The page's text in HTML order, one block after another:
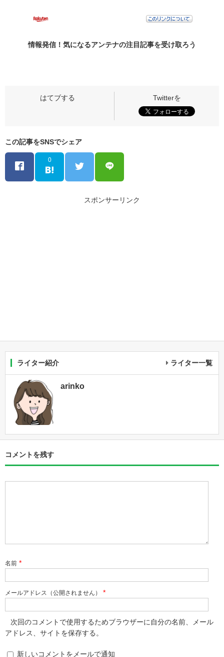
情報発信！気になるアンテナの注目記事を受け取ろう
この記事をSNSでシェア
0
スポンサーリンク
ライター紹介 ライター一覧
arinko
コメントを残す
名前 *
メールアドレス（公開されません） *
次回のコメントで使用するためブラウザーに自分の名前、メール
アドレス、サイトを保存する。
新しいコメントをメールで通知